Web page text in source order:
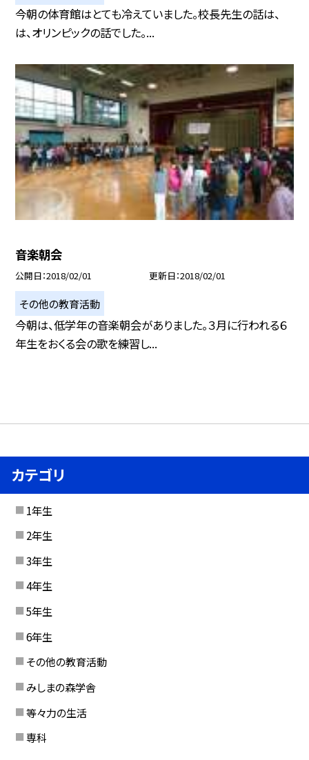
今朝の体育館はとても冷えていました。校長先生の話は、
は、オリンピックの話でした。...
音楽朝会
公開日 2018/02/01 更新日 2018/02/01
その他の教育活動
今朝は、低学年の音楽朝会がありました。３月に行われる６
年生をおくる会の歌を練習し...
カテゴリ
1年生
2年生
3年生
4年生
5年生
6年生
その他の教育活動
みしまの森学舎
等々力の生活
専科